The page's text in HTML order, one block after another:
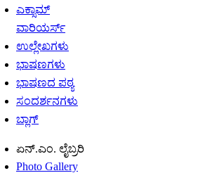
ಎಕ್ಸಾಮ್
ವಾರಿಯರ್ಸ್
ಉಲ್ಲೇಖಗಳು
ಭಾಷಣಗಳು
ಭಾಷಣದ ಪಠ್ಯ
ಸಂದರ್ಶನಗಳು
ಬ್ಲಾಗ್
ಏನ್.ಎಂ. ಲೈಬ್ರರಿ
Photo Gallery